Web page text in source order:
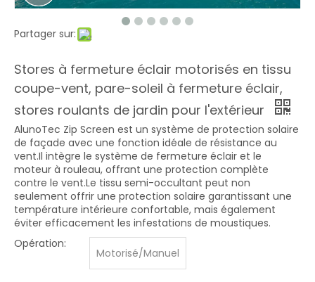
Partager sur:
Stores à fermeture éclair motorisés en tissu
coupe-vent, pare-soleil à fermeture éclair,
stores roulants de jardin pour l'extérieur
AlunoTec Zip Screen est un système de protection solaire
de façade avec une fonction idéale de résistance au
vent.Il intègre le système de fermeture éclair et le
moteur à rouleau, offrant une protection complète
contre le vent.Le tissu semi-occultant peut non
seulement offrir une protection solaire garantissant une
température intérieure confortable, mais également
éviter efficacement les infestations de moustiques.
Opération:
Motorisé/Manuel